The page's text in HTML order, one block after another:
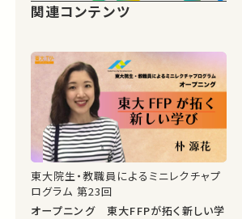
関連コンテンツ
東大院生・教職員によるミニレクチャプ
ログラム 第23回
オープニング 東大FFPが拓く新しい学